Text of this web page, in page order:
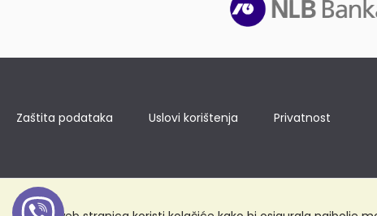
Zaštita podataka Uslovi korištenja Privatnost